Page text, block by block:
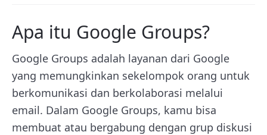
Apa itu Google Groups?
Google Groups adalah layanan dari Google
yang memungkinkan sekelompok orang untuk
berkomunikasi dan berkolaborasi melalui
email. Dalam Google Groups, kamu bisa
membuat atau bergabung dengan grup diskusi